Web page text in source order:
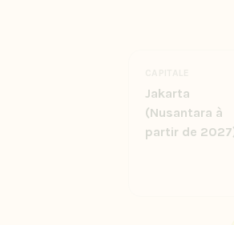
Jakarta
(Nusantara à
partir de